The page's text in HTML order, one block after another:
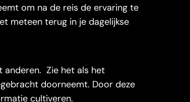
om na de reis de ervaring te
meteen terug in je dagelijkse
anderen. Zie het als het
doorneemt. Door deze
cultiveren.